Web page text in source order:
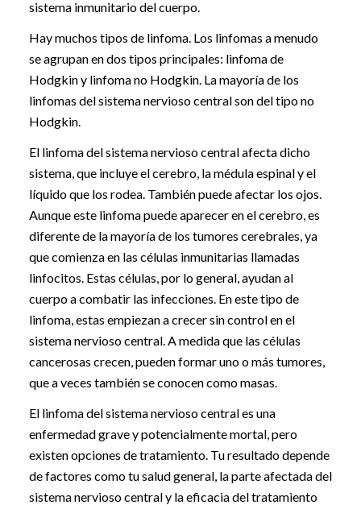
sistema inmunitario del cuerpo.
Hay muchos tipos de linfoma. Los linfomas a menudo
se agrupan en dos tipos principales: linfoma de
Hodgkin y linfoma no Hodgkin. La mayoría de los
linfomas del sistema nervioso central son del tipo no
Hodgkin.
El linfoma del sistema nervioso central afecta dicho
sistema, que incluye el cerebro, la médula espinal y el
líquido que los rodea. También puede afectar los ojos.
Aunque este linfoma puede aparecer en el cerebro, es
diferente de la mayoría de los tumores cerebrales, ya
que comienza en las células inmunitarias llamadas
linfocitos. Estas células, por lo general, ayudan al
cuerpo a combatir las infecciones. En este tipo de
linfoma, estas empiezan a crecer sin control en el
sistema nervioso central. A medida que las células
cancerosas crecen, pueden formar uno o más tumores,
que a veces también se conocen como masas.
El linfoma del sistema nervioso central es una
enfermedad grave y potencialmente mortal, pero
existen opciones de tratamiento. Tu resultado depende
de factores como tu salud general, la parte afectada del
sistema nervioso central y la eficacia del tratamiento